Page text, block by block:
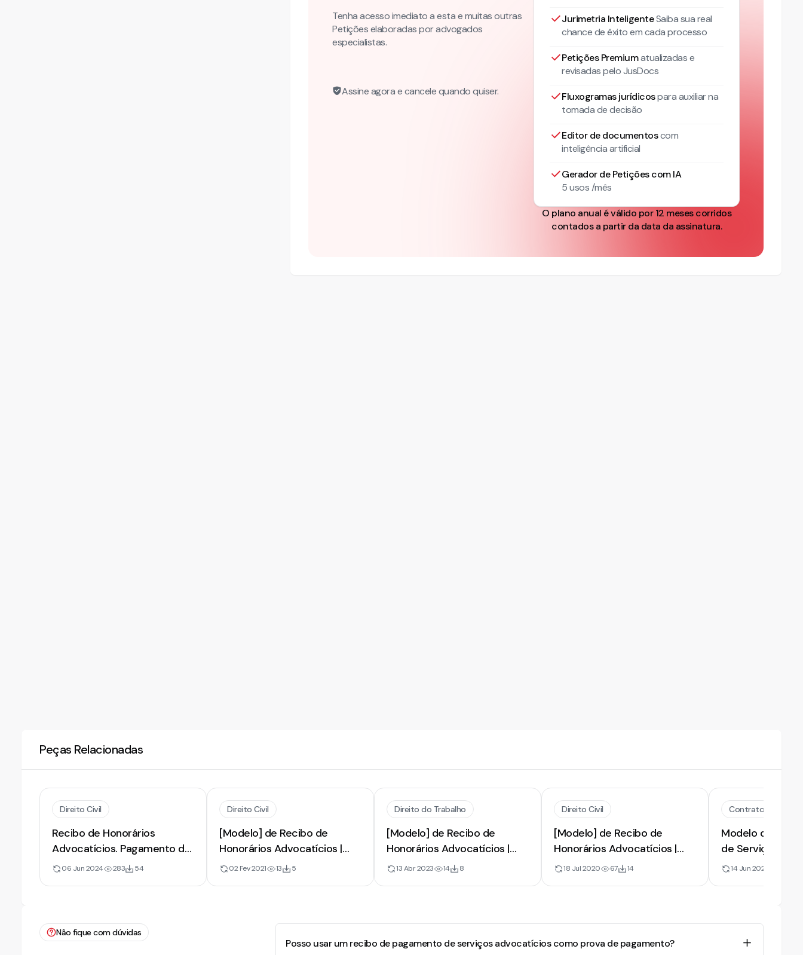
Tenha acesso imediato a esta e muitas outras
Petições elaboradas por advogados
especialistas.
Assine agora e cancele quando quiser.
Jurimetria InteligenteSaiba sua real
chance de êxito em cada processo
Petições Premiumatualizadase
revisadas pelo JusDocs
Fluxogramas jurídicospara auxiliar na
tomada de decisão
Editor de documentoscom
inteligência artificial
Gerador de Petições com IA
5 usos /mês
O plano anual é válido por 12 meses corridos
contados a partir da data da assinatura.
Peças Relacionadas
Direito Civil
Recibo de Honorários
Advocatícios. Pagamento de
Honorários
06 Jun 2024 283 54
Direito Civil
[Modelo] de Recibo de
Honorários Advocatícios |
Pagamento de Parcela por
02 Fev 2021 13 5
Direito do Trabalho
[Modelo] de Recibo de
Honorários Advocatícios |
Pagamento de Defesa
13 Abr 2023 14 8
Direito Civil
[Modelo] de Recibo de
Honorários Advocatícios |
Comprovante de Pagamento
18 Jul 2020 67 14
Contratos
Modelo de
de Serviços
14 Jun 2022
Não fique com dúvidas
Posso usar um recibo de pagamento de serviços advocatícios como prova de pagamento?